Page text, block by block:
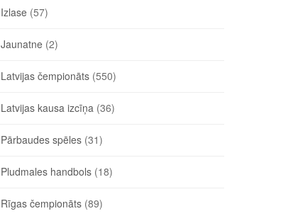
Izlase (57)
Jaunatne (2)
Latvijas čempionāts (550)
Latvijas kausa izcīņa (36)
Pārbaudes spēles (31)
Pludmales handbols (18)
Rīgas čempionāts (89)